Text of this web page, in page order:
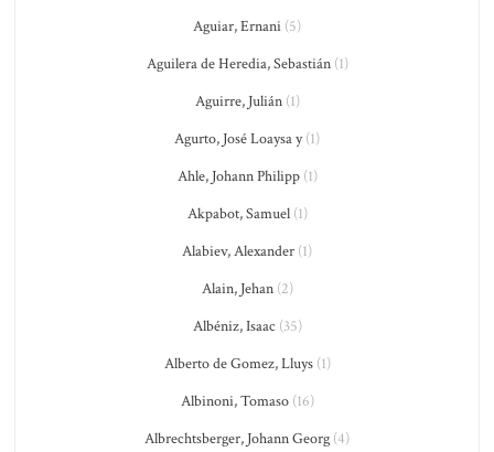
Aguiar, Ernani (5)
Aguilera de Heredia, Sebastián(1)
Aguirre, Julián(1)
Agurto, José Loaysa y(1)
Ahle, Johann Philipp(1)
Akpabot, Samuel(1)
Alabiev, Alexander (1)
Alain, Jehan(2)
Albéniz, Isaac (35)
Alberto de Gomez, Lluys(1)
Albinoni, Tomaso(16)
Albrechtsberger, Johann Georg (4)